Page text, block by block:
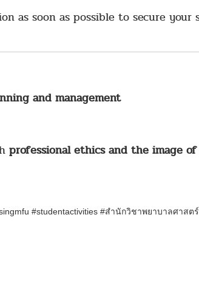
as soon as possible to secure your
and management
professional ethics and the image
#studentactivities #สำนักวิชาพยาบาลศาสต